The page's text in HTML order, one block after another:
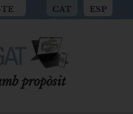
CAT ESP
propòsit